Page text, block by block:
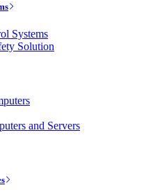
Systems
Solution
and Servers